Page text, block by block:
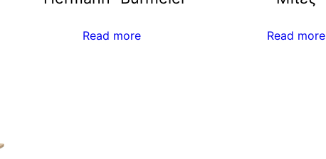
Read more Read more